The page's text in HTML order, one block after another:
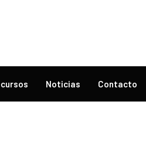
Noticias Contacto